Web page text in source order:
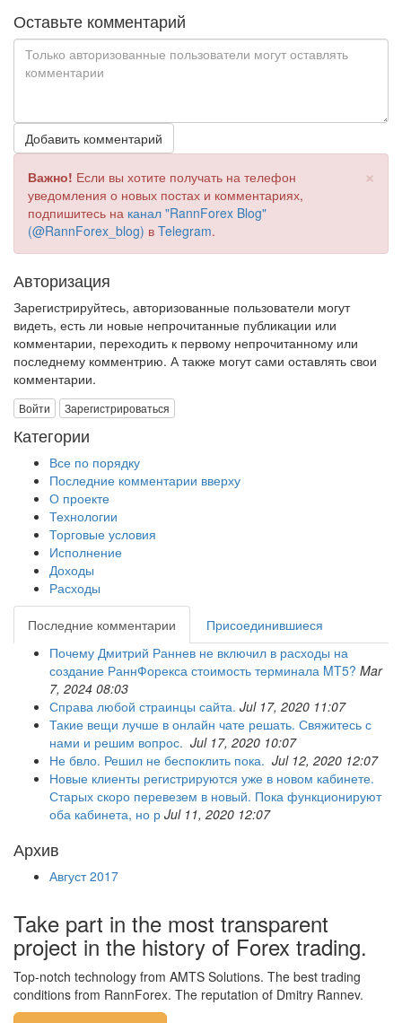
Оставьте комментарий
Добавить комментарий
×
Важно! Если вы хотите получать на телефон
уведомления о новых постах и комментариях,
подпишитесь на канал "RannForex Blog"
(@RannForex_blog) в Telegram.
Авторизация
Зарегистрируйтесь, авторизованные пользователи могут
видеть, есть ли новые непрочитанные публикации или
комментарии, переходить к первому непрочитанному или
последнему комментрию. А также могут сами оставлять свои
комментарии.
Войти Зарегистрироваться
Категории
Все по порядку
Последние комментарии вверху
О проекте
Технологии
Торговые условия
Исполнение
Доходы
Расходы
Последние комментарии
Присоединившиеся
Почему Дмитрий Раннев не включил в расходы на
создание РаннФорекса стоимость терминала MT5? Mar
7, 2024 08:03
Справа любой страинцы сайта. Jul 17, 2020 11:07
Такие вещи лучше в онлайн чате решать. Свяжитесь с
нами и решим вопрос. Jul 17, 2020 10:07
Не бвло. Решил не беспоклить пока. Jul 12, 2020 12:07
Новые клиенты регистрируются уже в новом кабинете.
Старых скоро перевезем в новый. Пока функционируют
оба кабинета, но р Jul 11, 2020 12:07
Архив
Август 2017
Take part in the most transparent
project in the history of Forex trading.
Top-notch technology from AMTS Solutions. The best trading
conditions from RannForex. The reputation of Dmitry Rannev.